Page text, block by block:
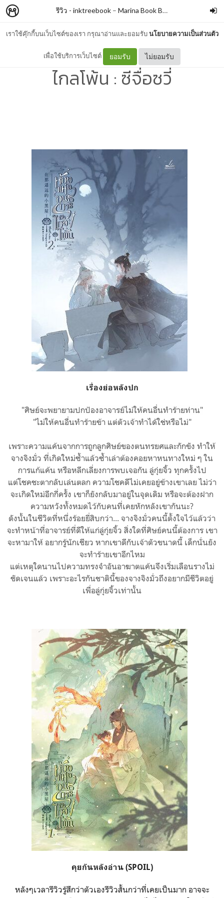
เราใช้คุ๊กกี้บนเว็บไซต์ของเรา กรุณาอ่านและยอมรับนโยบายความเป็นส่วนตัว
เพื่อใช้บริการเว็บไซต์ ยอมรับ ไม่ยอมรับ
รีวิว - inktreebook – Marina Book Blog
รีวิว - ห้องแห่งอนธการอัน
ไกลโพ้น : ซีจื่อซวี่
เรื่องย่อหลังปก
"ศิษย์จะพยายามปกป้องอาจารย์ไม่ให้คนอื่นทำร้ายท่าน"
"ไม่ให้คนอื่นทำร้ายข้า แต่ตัวเจ้าทำได้ใช่หรือไม่"
เพราะความแค้นจากการถูกลูกศิษย์ของตนทรยศและกักขัง ทำให้
จางจิงมั่ว ที่เกิดใหม่ซ้ำแล้วซ้ำเล่าต้องคอยหาหนทางใหม่ ๆ ใน
การแก้แค้น หรือหลีกเลี่ยงการพบเจอกัน ลู่กุ่ยจิ้ว ทุกครั้งไป
แต่โชคชะตากลับเล่นตลก ความโชคดีไม่เคยอยู่ข้างเขาเลย ไม่ว่า
จะเกิดใหม่อีกกี่ครั้ง เขาก็ยังกลับมาอยู่ในจุดเดิม หรือจะต้องฝาก
ความหวังทั้งหมดไว้กับคนที่เคยหักหลังเขากันนะ?
ดังนั้นในชีวิตที่หนึ่งร้อยยี่สิบกว่า... จางจิงมั่วคนนี้ตั้งใจไว้แล้วว่า
จะทำหน้าที่อาจารย์ที่ดีให้แก่ลู่กุ่ยจิ้ว สิ่งใดที่ศิษย์คนนี้ต้องการ เขา
จะหามาให้ อยากรู้นักเชียว หากเขาดีกับเจ้าตัวขนาดนี้ เด็กนั่นยัง
จะทำร้ายเขาอีกไหม
แต่เหตุใดนานไปความทรงจำอันอาฆาตแค้นจึงเริ่มเลือนรางไม่
ชัดเจนแล้ว เพราะอะไรกันชาตินี้ของจางจิงมั่วถึงอยากมีชีวิตอยู่
เพื่อลู่กุ่ยจิ้วเท่านั้น
คุยกันหลังอ่าน (SPOIL)
หลังๆเวลารีวิวรู้สึกว่าตัวเองรีวิวสั้นกว่าที่เคยเป็นมาก อาจจะ